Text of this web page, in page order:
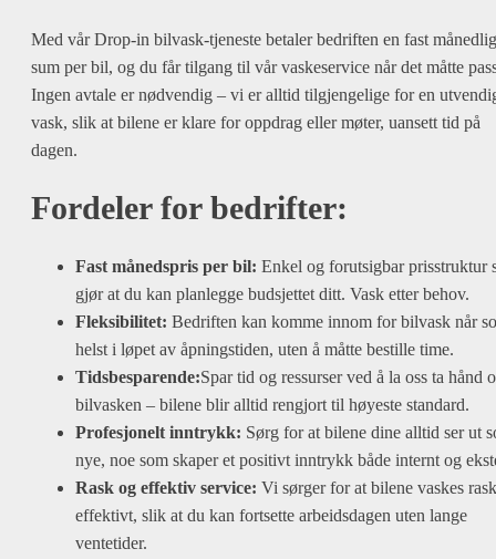
Med vår Drop-in bilvask-tjeneste betaler bedriften en fast månedlig
sum per bil, og du får tilgang til vår vaskeservice når det måtte
Ingen avtale er nødvendig – vi er alltid tilgjengelige for en
vask, slik at bilene er klare for oppdrag eller møter, uansett tid på
dagen.
Fordeler for bedrifter:
Fast månedspris per bil: Enkel og forutsigbar prisstruktur
gjør at du kan planlegge budsjettet ditt. Vask etter behov.
Fleksibilitet: Bedriften kan komme innom for bilvask når
helst i løpet av åpningstiden, uten å måtte bestille time.
Tidsbesparende:Spar tid og ressurser ved å la oss ta hånd
bilvasken – bilene blir alltid rengjort til høyeste standard.
Profesjonelt inntrykk: Sørg for at bilene dine alltid ser ut
nye, noe som skaper et positivt inntrykk både internt og
Rask og effektiv service: Vi sørger for at bilene vaskes
effektivt, slik at du kan fortsette arbeidsdagen uten lange
ventetider.